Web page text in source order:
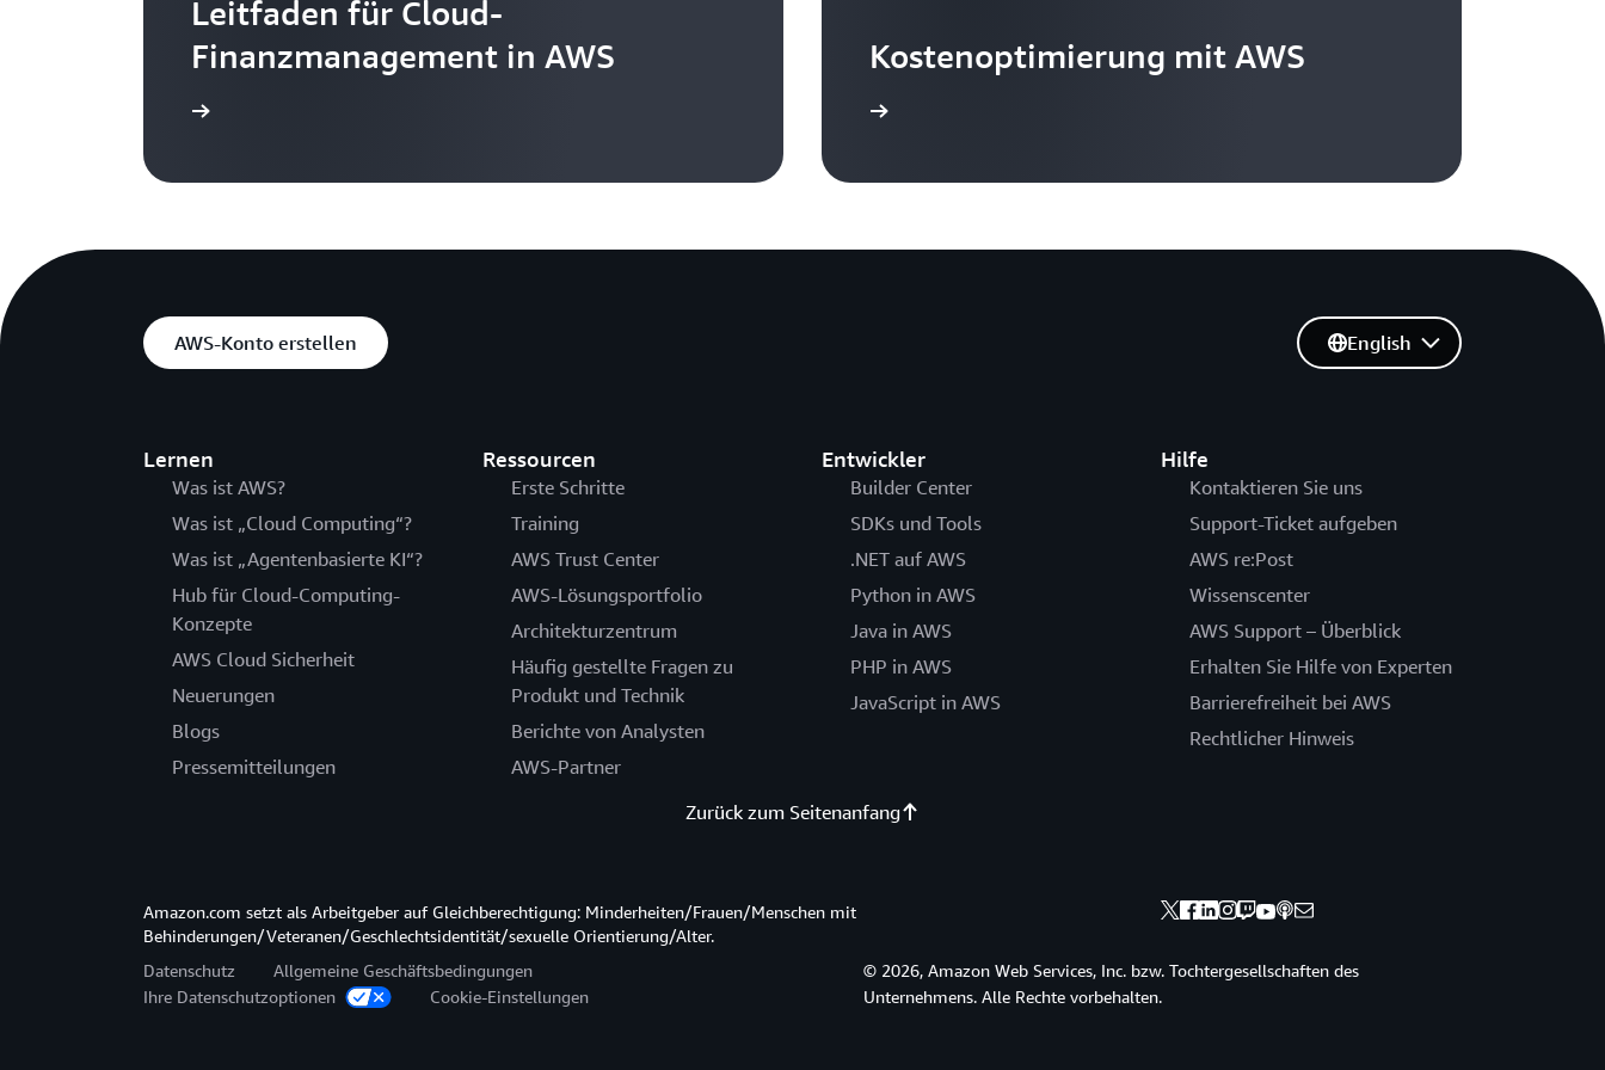
Leitfaden für Cloud-
Finanzmanagement in AWS
Kostenoptimierung mit AWS
AWS-Konto erstellen
Lernen
Was ist AWS?
Was ist „Cloud Computing“?
Was ist „Agentenbasierte KI“?
Hub für Cloud-Computing-
Konzepte
AWS Cloud Sicherheit
Neuerungen
Blogs
Pressemitteilungen
Ressourcen
Erste Schritte
Training
AWS Trust Center
AWS-Lösungsportfolio
Architekturzentrum
Häufig gestellte Fragen zu
Produkt und Technik
Berichte von Analysten
AWS-Partner
Entwickler
Builder Center
SDKs und Tools
.NET auf AWS
Python in AWS
Java in AWS
PHP in AWS
JavaScript in AWS
Hilfe
Kontaktieren Sie uns
Support-Ticket aufgeben
AWS re:Post
Wissenscenter
AWS Support – Überblick
Erhalten Sie Hilfe von Experten
Barrierefreiheit bei AWS
Rechtlicher Hinweis
English
Zurück zum Seitenanfang
Amazon.com setzt als Arbeitgeber auf Gleichberechtigung: Minderheiten/Frauen/Menschen mit
Behinderungen/Veteranen/Geschlechtsidentität/sexuelle Orientierung/Alter.
Datenschutz
Allgemeine Geschäftsbedingungen
Ihre Datenschutzoptionen
Cookie-Einstellungen
© 2026, Amazon Web Services, Inc. bzw. Tochtergesellschaften des
Unternehmens. Alle Rechte vorbehalten.